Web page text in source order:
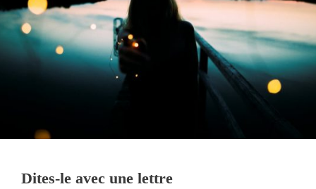
Dites-le avec une lettre